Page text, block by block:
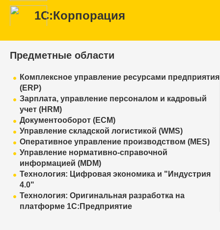
1С:Корпорация
Предметные области
Комплексное управление ресурсами предприятия
(ERP)
Зарплата, управление персоналом и кадровый
учет (HRM)
Документооборот (ECM)
Управление складской логистикой (WMS)
Оперативное управление производством (MES)
Управление нормативно-справочной
информацией (MDM)
Технология: Цифровая экономика и "Индустрия
4.0"
Технология: Оригинальная разработка на
платформе 1С:Предприятие